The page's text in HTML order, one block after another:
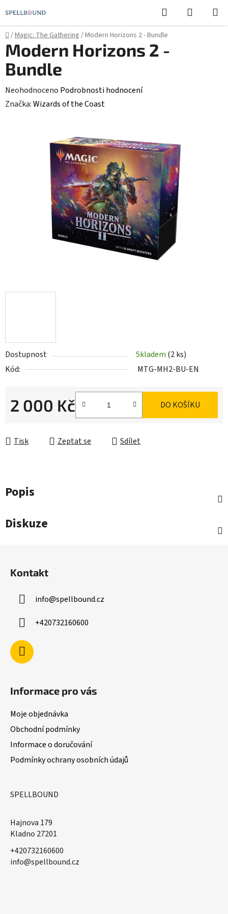
na
obsah
Hledat
KOŠÍK
Domů
/Magic: The Gathering /Modern Horizons 2 - Bundle
Dostupnost Skladem (2 ks)
Kód:
MTG-MH2-BU-EN
2 000 Kč DO KOŠÍKU
Tisk Zeptat se Sdílet
Modern Horizons 2 -
Bundle
Průměrné
hodnocení
Neohodnoceno Podrobnosti hodnocení
Značka:Wizards of the Coast
Popis
Diskuze
Kontakt
info@spellbound.cz
+420732160600
Informace pro vás
Moje objednávka
Obchodní podmínky
Informace o doručování
Podmínky ochrany osobních údajů
SPELLBOUND
Hajnova 179
Kladno 27201
+420732160600
​info@spellbound.cz